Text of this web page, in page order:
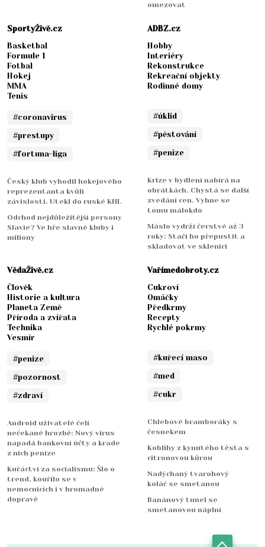
omezovat
SportyŽivě.cz
Basketbal
Formule 1
Fotbal
Hokej
MMA
Tenis
#coronavirus
#prestupy
#fortuna-liga
Český klub vyhodil hokejového
reprezentanta kvůli
závislosti. Utekl do ruské KHL
Odchod nejdůležitější persony
Slavie? Ve hře slavné kluby i
miliony
ADBZ.cz
Hobby
Interiéry
Rekonstrukce
Rekreační objekty
Rodinné domy
#úklid
#pěstování
#penize
Krize v bydlení nabírá na
obrátkách. Chystá se další
zvedání cen. Vyhne se
tomu málokdo
Máslo vydrží čerstvé až 3
roky: Stačí ho přepustit a
skladovat ve sklenici
VědaŽivě.cz
Člověk
Historie a kultura
Planeta Země
Příroda a zvířata
Technika
Vesmír
#penize
#pozornost
#zdraví
Android uživatelé čelí
nečekané hrozbě: Nový virus
napadá bankovní účty a krade
z nich peníze
Kuřáctví za socialismu: Šlo o
trend, kouřilo se v
nemocnicích i v hromadné
dopravě
Vařímedobroty.cz
Cukroví
Omáčky
Předkrmy
Recepty
Rychlé pokrmy
#kuřecí maso
#med
#cukr
Chlebové bramboráky s
česnekem
Koblihy z kynutého těsta s
citronovou kůrou
Nadýchaný tvarohový
koláč se smetanou
Banánový tunel se
smetanovou náplní